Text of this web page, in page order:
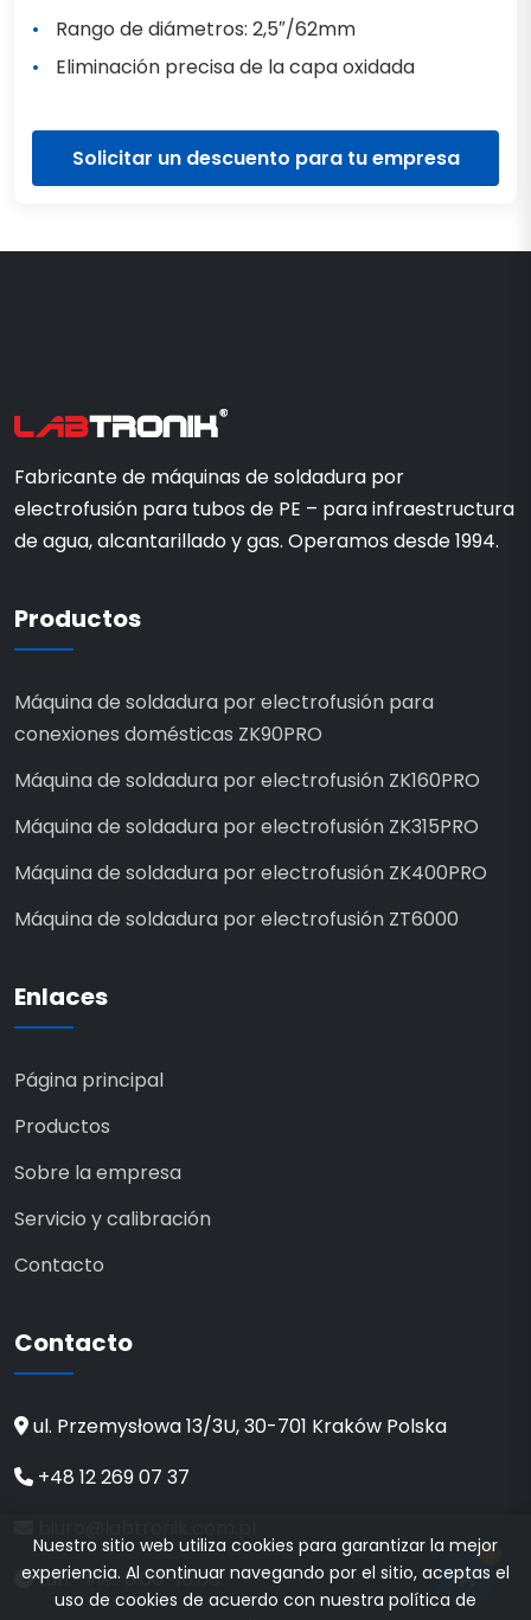
Rango de diámetros: 2,5″/62mm
Eliminación precisa de la capa oxidada
Solicitar un descuento para tu empresa
0
Fabricante de máquinas de soldadura por
electrofusión para tubos de PE – para infraestructura
de agua, alcantarillado y gas. Operamos desde 1994.
Productos
Máquina de soldadura por electrofusión para
conexiones domésticas ZK90PRO
Máquina de soldadura por electrofusión ZK160PRO
Máquina de soldadura por electrofusión ZK315PRO
Máquina de soldadura por electrofusión ZK400PRO
Máquina de soldadura por electrofusión ZT6000
Enlaces
Página principal
Productos
Sobre la empresa
Servicio y calibración
Contacto
Contacto
ul. Przemysłowa 13/3U, 30-701 Kraków Polska
+48 12 269 07 37
Lun.–Vie.: 8:00–16:00
Nuestro sitio web utiliza cookies para garantizar la mejor
experiencia. Al continuar navegando por el sitio, aceptas el
uso de cookies de acuerdo con nuestra política de